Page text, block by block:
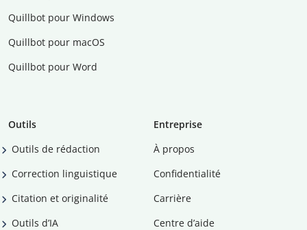
Quillbot pour Windows
Quillbot pour macOS
Quillbot pour Word
Outils
Outils de rédaction
Correction linguistique
Citation et originalité
Outils d’IA
Entreprise
À propos
Confidentialité
Carrière
Centre d’aide